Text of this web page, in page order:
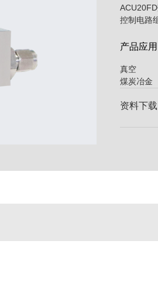
控制电路
产品应用
真
煤炭
资料下载